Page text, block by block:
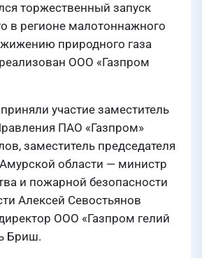
торжественный запуск
в регионе малотоннажного
природного газа
ООО «Газпром
участие заместитель
ПАО «Газпром»
заместитель председателя
области — министр
и пожарной безопасности
Алексей Севостьянов
ООО «Газпром гелий
Бриш.